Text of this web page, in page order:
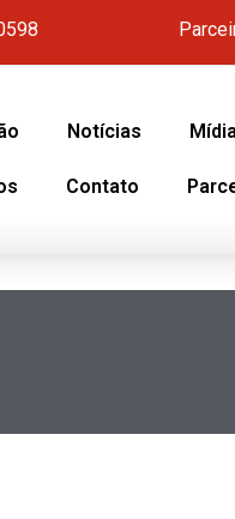
Notícias
Contato